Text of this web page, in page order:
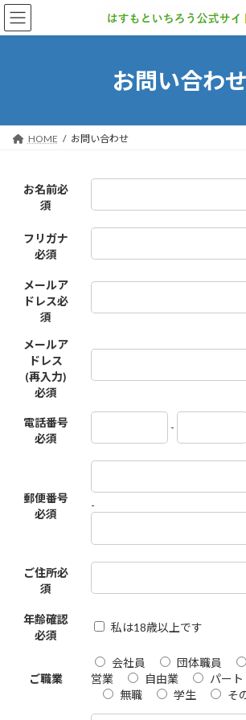
コ
ン
テ
ナ
ビ
ゲ
お問い合わせ
HOME お問い合わせ
お名前必
須
フリガナ
必須
メールア
ドレス必
須
メールア
ドレス
(再入力)
必須
電話番号
必須
-
郵便番号
必須
-
ご住所必
須
年齢確認
必須
私は18歳以上です
ご職業
会社員 団体職員
営業
自由業
パー
無職
学生 そ